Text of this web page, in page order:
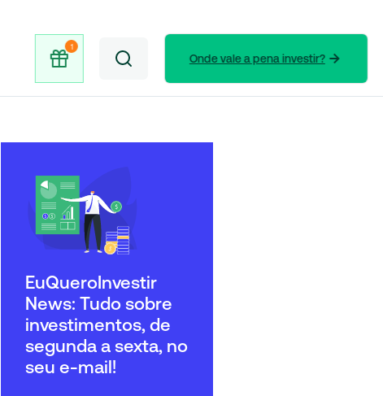
Onde vale a pena investir?
EuQueroInvestir
News: Tudo sobre
investimentos, de
segunda a sexta, no
seu e-mail!